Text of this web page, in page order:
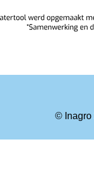
© Inagro